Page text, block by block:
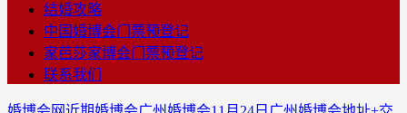
结婚攻略
中国婚博会门票预登记
家芭莎家博会门票预登记
联系我们